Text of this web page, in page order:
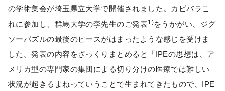
の学術集会が埼玉県立大学で開催されました。カピバラこ
れに参加し、群馬大学の李先生のご発表1)をうかがい、ジグ
ソーパズルの最後のピースがはまったような感じを受けま
した。発表の内容をざっくりまとめると「IPEの思想は、ア
メリカ型の専門家の集団による切り分けの医療では難しい
状況が起きるよねっていうことで生まれてきたもので、IPE